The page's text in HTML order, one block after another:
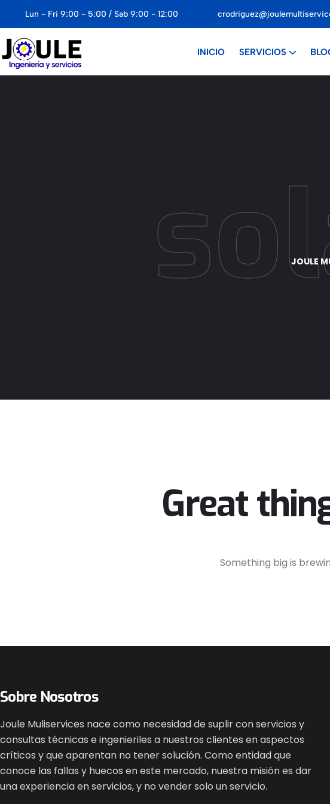
Lun - Fri 9:00 - 5:00 / Sab 9:00 - 12:00
INICIO SERVICIOS
JOULE
Great
Something big is
Sobre Nosotros
Joule Muliservices nace como necesidad de suplir con servicios y
consultas técnicas e ingenieriles a nuestros clientes en aspectos
críticos y que aparentan no tener solución. Como entidad que
conoce las fallas y huecos en este mercado, nuestra misión es dar
una experiencia en servicios, y no vender solo un servicio.